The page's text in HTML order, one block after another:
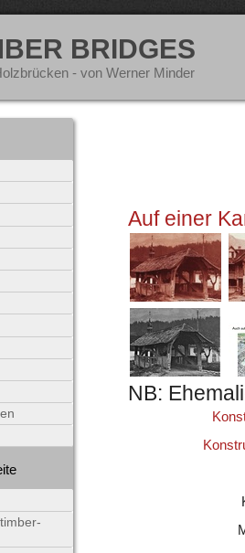
BRIDGES
- von Werner Minder
Auf einer
NB: